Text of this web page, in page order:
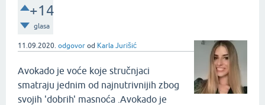
+14
glasa
11.09.2020. odgovor od Karla Jurišić
Avokado je voće koje stručnjaci
smatraju jednim od najnutrivnijih zbog
svojih 'dobrih' masnoća .Avokado je